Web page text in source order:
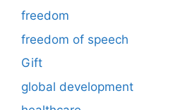
freedom
freedom of speech
Gift
global development